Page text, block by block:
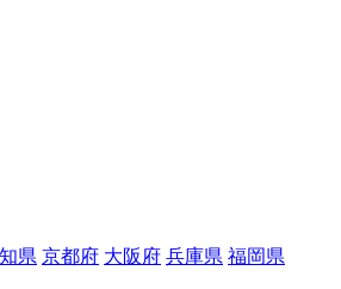
県 京都府 大阪府 兵庫県 福岡県